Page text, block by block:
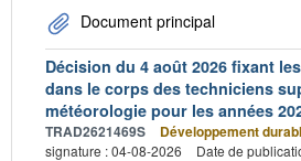
Document principal
Décision du 4 août 2026 fixant
dans le corps des techniciens
météorologie pour les années
TRAD2621469S Développement
signature : 04-08-2026
Date de